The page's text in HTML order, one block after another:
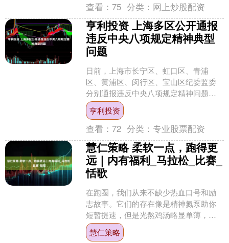
查看：75 分类： 网上炒股配资
亨利投资 上海多区公开通报
违反中央八项规定精神典型
问题
日前，上海市长宁区、虹口区、青浦
区、黄浦区、闵行区、宝山区纪委监委
分别通报违反中央八项规定精神问题。
具体如下： 长宁区纪委监委公开通报3起
违反中央八项规定精神典....
亨利投资
查看：72 分类：专业股票配资
慧仁策略 柔软一点，跑得更
远｜内有福利_马拉松_比赛_
恬歌
在跑圈，我们从来不缺少热血口号和励
志故事。它们的存在像是精神氮泵助你
短暂提速，但是光熬鸡汤略显单薄，跑
步不该是压抑与负重，轻盈自在才是心
之所向。 On昂跑签约运....
慧仁策略